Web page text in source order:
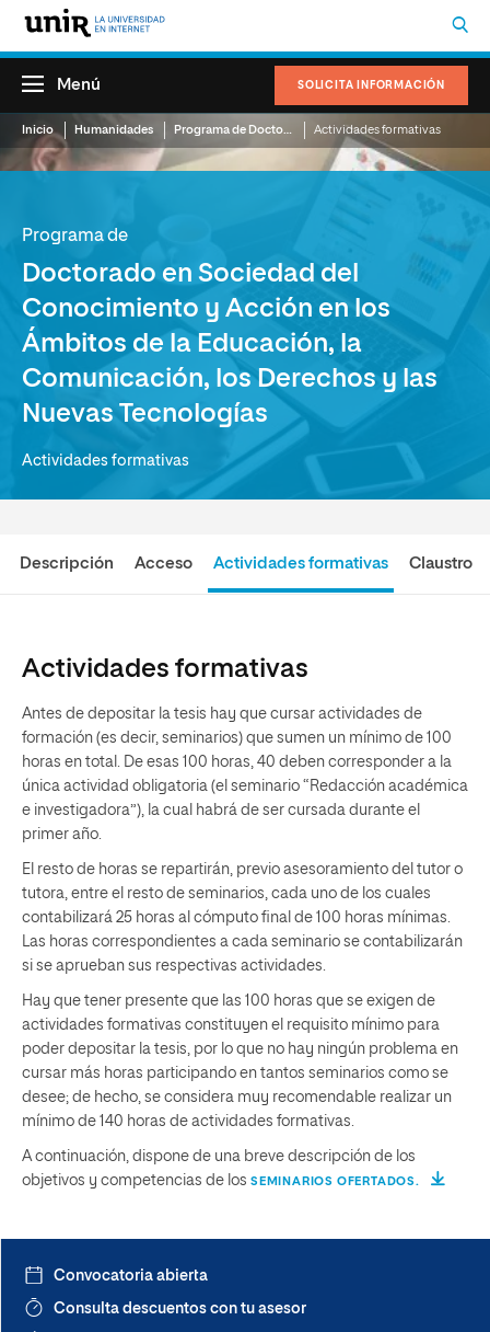
SOLICITA INFORMACIÓN
Menú
Inicio Humanidades Actividades formativas
Programa de
Doctorado en Sociedad del
Conocimiento y Acción en los
Ámbitos de la Educación, la
Comunicación, los Derechos y las
Nuevas Tecnologías
Actividades formativas
Descripción Acceso Actividades formativas Claustro
Actividades formativas
Antes de depositar la tesis hay que cursar actividades de
formación (es decir, seminarios) que sumen un mínimo de 100
horas en total. De esas 100 horas, 40 deben corresponder a la
única actividad obligatoria (el seminario “Redacción académica
e investigadora”), la cual habrá de ser cursada durante el
primer año.
El resto de horas se repartirán, previo asesoramiento del tutor o
tutora, entre el resto de seminarios, cada uno de los cuales
contabilizará 25 horas al cómputo final de 100 horas mínimas.
Las horas correspondientes a cada seminario se contabilizarán
si se aprueban sus respectivas actividades.
Hay que tener presente que las 100 horas que se exigen de
actividades formativas constituyen el requisito mínimo para
poder depositar la tesis, por lo que no hay ningún problema en
cursar más horas participando en tantos seminarios como se
desee; de hecho, se considera muy recomendable realizar un
mínimo de 140 horas de actividades formativas.
A continuación, dispone de una breve descripción de los
objetivos y competencias de los SEMINARIOS OFERTADOS.
Convocatoria abierta
Consulta descuentos con tu asesor